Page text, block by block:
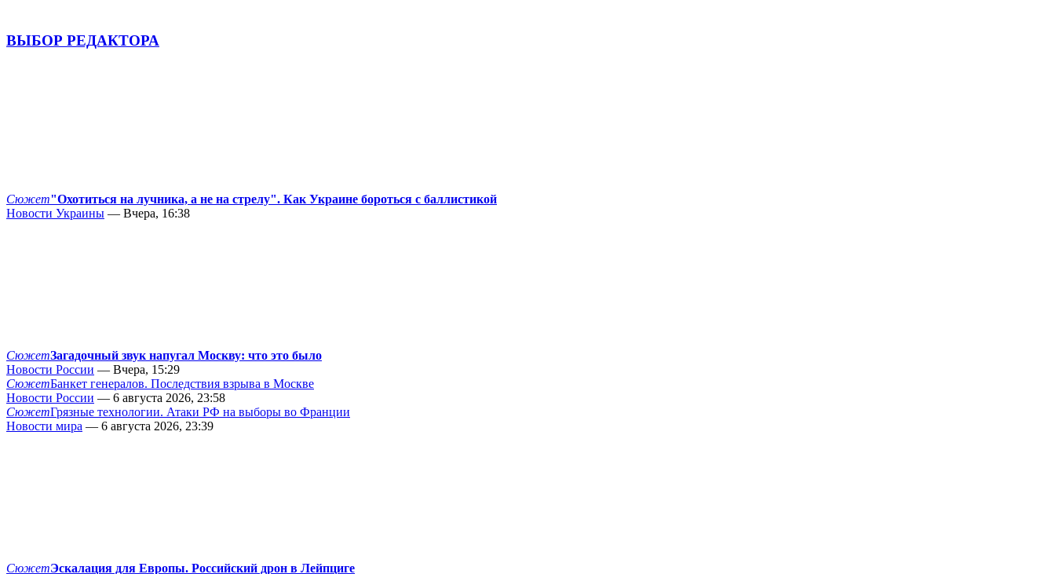
ВЫБОР РЕДАКТОРА
Сюжет"Охотиться на лучника, а не на стрелу". Как Украине бороться с баллистикой
Новости Украины — Вчера, 16:38
СюжетЗагадочный звук напугал Москву: что это было
Новости России — Вчера, 15:29
СюжетБанкет генералов. Последствия взрыва в Москве
Новости России — 6 августа 2026, 23:58
СюжетГрязные технологии. Атаки РФ на выборы во Франции
Новости мира — 6 августа 2026, 23:39
СюжетЭскалация для Европы. Российский дрон в Лейпциге